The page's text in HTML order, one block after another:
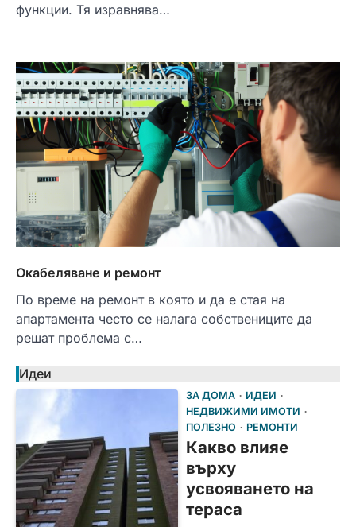
функции. Тя изравнява…
Окабеляване и ремонт
По време на ремонт в която и да е стая на
апартамента често се налага собствениците да
решат проблема с…
Идеи
ЗА ДОМА
ИДЕИ
НЕДВИЖИМИ ИМОТИ
ПОЛЕЗНО
РЕМОНТИ
Какво влияе
върху
усвояването на
тераса